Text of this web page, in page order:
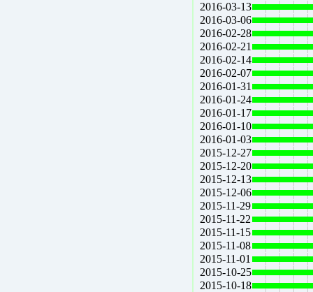
2016-03-13
2016-03-06
2016-02-28
2016-02-21
2016-02-14
2016-02-07
2016-01-31
2016-01-24
2016-01-17
2016-01-10
2016-01-03
2015-12-27
2015-12-20
2015-12-13
2015-12-06
2015-11-29
2015-11-22
2015-11-15
2015-11-08
2015-11-01
2015-10-25
2015-10-18